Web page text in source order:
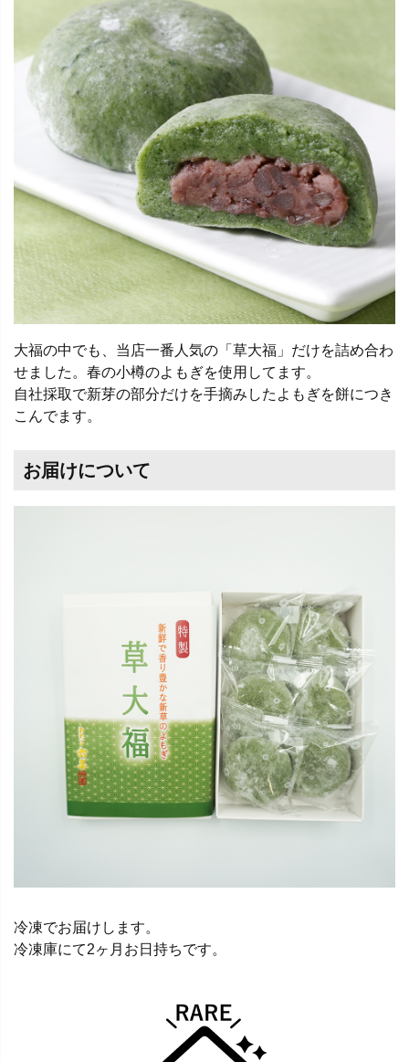
大福の中でも、当店一番人気の「草大福」だけを詰め合わ
せました。春の小樽のよもぎを使用してます。
自社採取で新芽の部分だけを手摘みしたよもぎを餅につき
こんでます。
お届けについて
冷凍でお届けします。
冷凍庫にて2ヶ月お日持ちです。